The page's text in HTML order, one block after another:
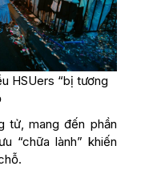
HSUers “bị tương
tử, mang đến phần
“chữa lành” khiến